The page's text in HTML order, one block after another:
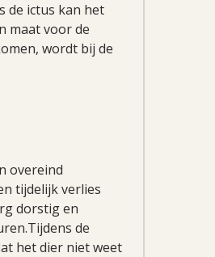
de ictus kan het
maat voor de
wordt bij de
overeind
tijdelijk verlies
dorstig en
de
het dier niet weet